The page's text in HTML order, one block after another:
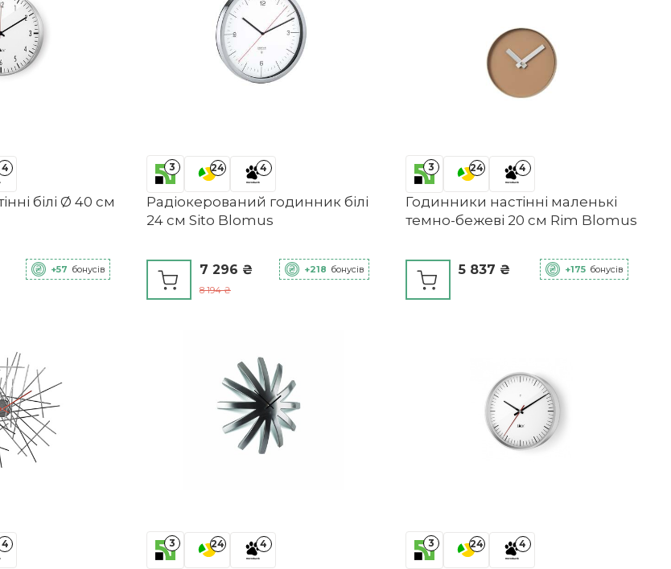
4
білі Ø 40 см
+57 бонусів
3 24 4
Радіокерований годинник білі
24 см Sito Blomus
7 296 ₴
8 194 ₴
+218 бонусів
3 24 4
Годинники настінні маленькі
темно-бежеві 20 см Rim Blomus
5 837 ₴ +175 бонусів
4 3 24 4 3 24 4